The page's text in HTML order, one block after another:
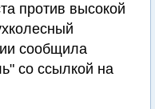
против высокой
сообщила
со ссылкой на